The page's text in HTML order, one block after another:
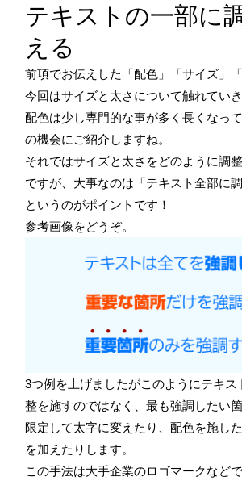
テキストの一部に
える
前項でお伝えした「配色」「サイズ」
今回はサイズと太さについて触れてい
配色は少し専門的な事が多く長くなっ
の機会にご紹介しますね。
それではサイズと太さをどのように調
ですが、大事なのは「テキスト全部に
というのがポイントです！
参考画像をどうぞ。
3つ例を上げましたがこのようにテキス
整を施すのではなく、最も強調したい
限定して太字に変えたり、配色を施し
を加えたりします。
この手法は大手企業のロゴマークなど